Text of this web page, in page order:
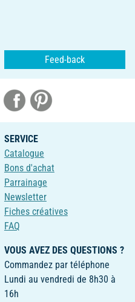
Feed-back
SERVICE
Catalogue
Bons d'achat
Parrainage
Newsletter
Fiches créatives
FAQ
VOUS AVEZ DES QUESTIONS ?
Commandez par téléphone
Lundi au vendredi de 8h30 à
16h